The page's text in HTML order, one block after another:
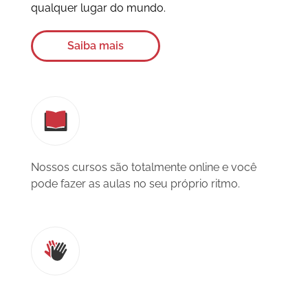
qualquer lugar do mundo.
Saiba mais
Nossos cursos são totalmente online e você
pode fazer as aulas no seu próprio ritmo.